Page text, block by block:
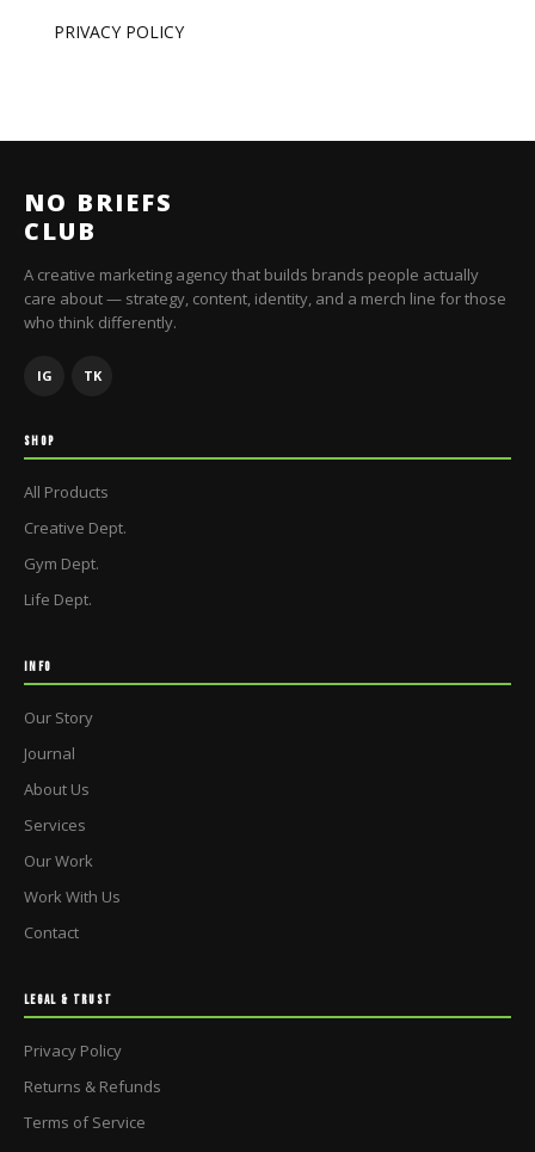
PRIVACY POLICY
NO BRIEFS
CLUB
A creative marketing agency that builds brands people actually
care about — strategy, content, identity, and a merch line for those
who think differently.
IG TK
SHOP
All Products
Creative Dept.
Gym Dept.
Life Dept.
INFO
Our Story
Journal
About Us
Services
Our Work
Work With Us
Contact
LEGAL & TRUST
Privacy Policy
Returns & Refunds
Terms of Service